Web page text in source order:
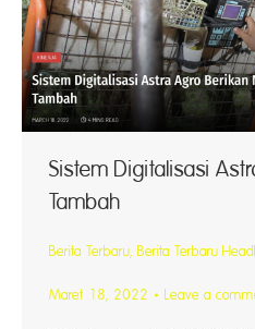
Sistem Digitalisasi
Tambah
Berita Terbaru Berita Terbaru
Maret 18, 2022 Leave a